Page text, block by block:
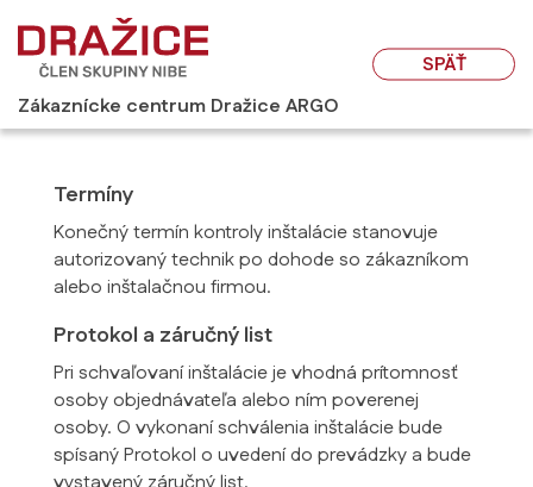
Zákaznícke centrum Dražice ARGO
SPÄŤ
Termíny
Konečný termín kontroly inštalácie stanovuje
autorizovaný technik po dohode so zákazníkom
alebo inštalačnou firmou.
Protokol a záručný list
Pri schvaľovaní inštalácie je vhodná prítomnosť
osoby objednávateľa alebo ním poverenej
osoby. O vykonaní schválenia inštalácie bude
spísaný Protokol o uvedení do prevádzky a bude